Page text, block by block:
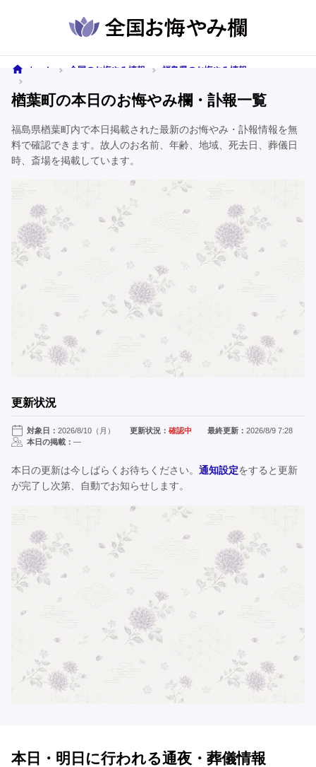
ホーム 全国のお悔やみ情報
福島県のお悔やみ情報
楢葉町の本日のお悔やみ欄・訃報一覧
福島県楢葉町内で本日掲載された最新のお悔やみ・訃報情報を無
料で確認できます。故人のお名前、年齢、地域、死去日、葬儀日
時、斎場を掲載しています。
更新状況
対象日： 2026/8/10（月） 更新状況：確認中 最終更新： 2026/8/9 7:28
本日の掲載： —
本日の更新は今しばらくお待ちください。 通知設定をすると更新
が完了し次第、自動でお知らせします。
本日・明日に行われる通夜・葬儀情報